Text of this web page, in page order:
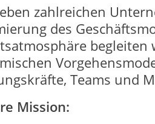
zahlreichen
des
begleiten
Teams und
Mission: